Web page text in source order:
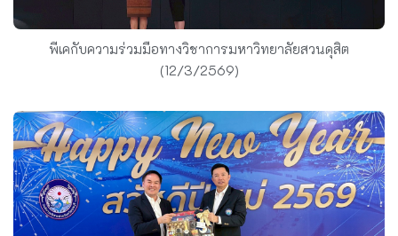
พีเคกับความร่วมมือทางวิชาการมหาวิทยาลัยสวนดุสิต
(12/3/2569)